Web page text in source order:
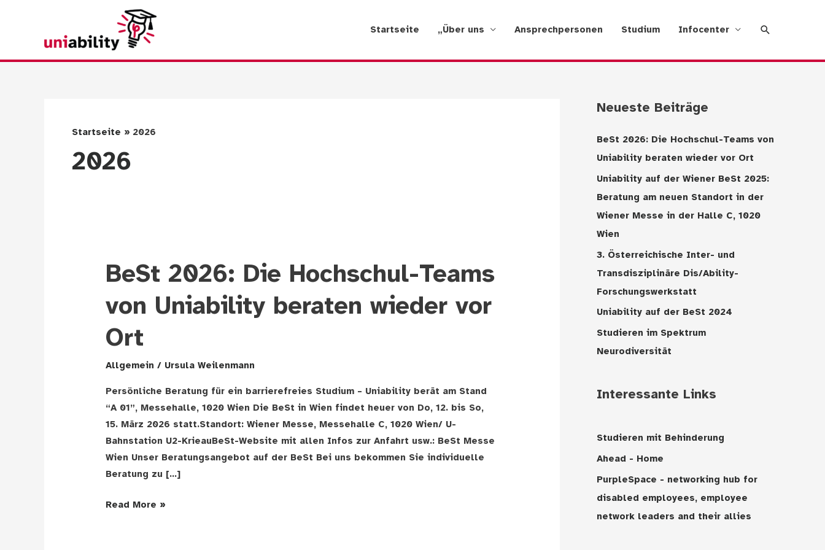
Startseite „Über uns Ansprechpersonen Studium Infocenter Suche
Startseite 2026
2026
BeSt 2026: Die Hochschul-Teams
von Uniability beraten wieder vor
Ort
Allgemein / Ursula Weilenmann
Persönliche Beratung für ein barrierefreies Studium – Uniability berät am Stand
“A 01”, Messehalle, 1020 Wien Die BeSt in Wien findet heuer von Do, 12. bis So,
15. März 2026 statt.Standort: Wiener Messe, Messehalle C, 1020 Wien/ U-
Bahnstation U2-KrieauBeSt-Website mit allen Infos zur Anfahrt usw.: BeSt Messe
Wien Unser Beratungsangebot auf der BeSt Bei uns bekommen Sie individuelle
Beratung zu […]
BeSt
Read More »
Neueste Beiträge
BeSt 2026: Die Hochschul-Teams von
Uniability beraten wieder vor Ort
Uniability auf der Wiener BeSt 2025:
Beratung am neuen Standort in der
Wiener Messe in der Halle C, 1020
Wien
3. Österreichische Inter- und
Transdisziplinäre Dis/Ability-
Forschungswerkstatt
Uniability auf der BeSt 2024
Studieren im Spektrum
Neurodiversität
Interessante Links
Studieren mit Behinderung
Ahead - Home
PurpleSpace - networking hub for
disabled employees, employee
network leaders and their allies